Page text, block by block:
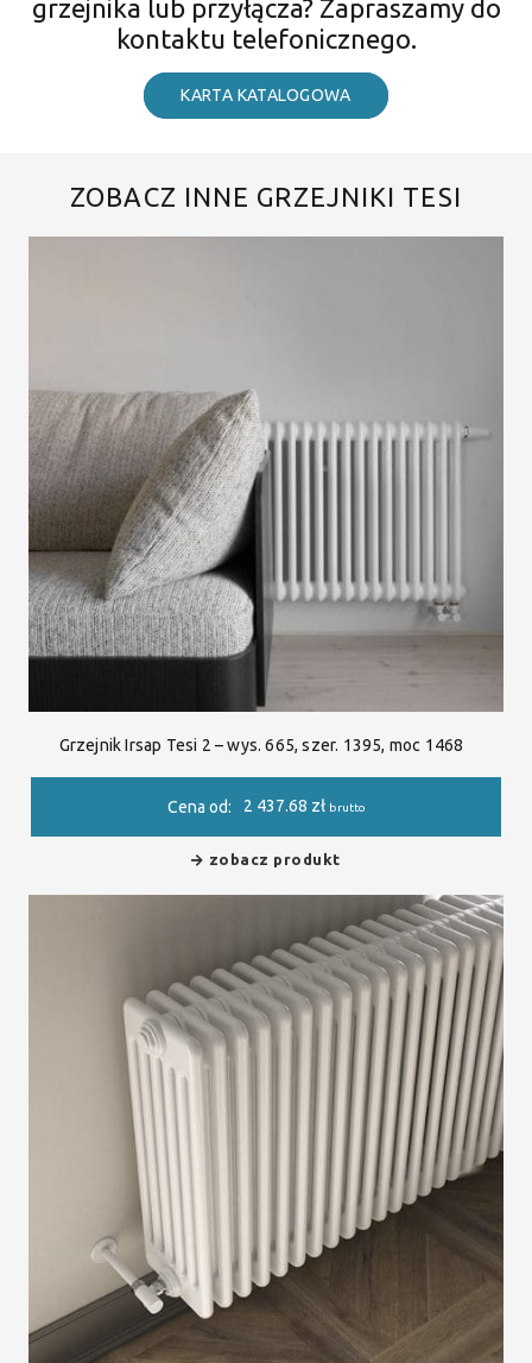
grzejnika lub przyłącza? Zapraszamy do
kontaktu telefonicznego.
KARTA KATALOGOWA
ZOBACZ INNE GRZEJNIKI TESI
Grzejnik Irsap Tesi 2 – wys. 665, szer. 1395, moc 1468
Cena od: 2 437.68 zł brutto
zobacz produkt